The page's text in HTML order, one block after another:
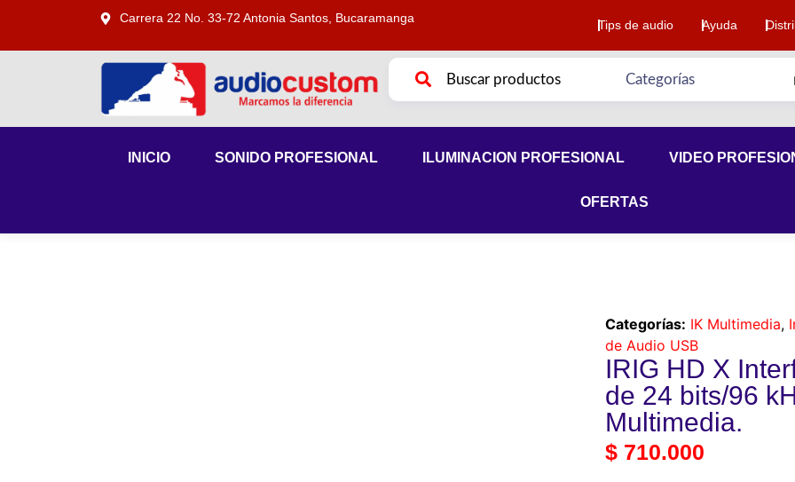
Carrera 22 No. 33-72 Antonia Santos, Bucaramanga Tips de audio Ayuda
INICIO SONIDO PROFESIONAL ILUMINACION PROFESIONAL VIDEO
OFERTAS
Categorías: IK Multimedia,
de Audio USB
IRIG HD X
de 24 bits/96
Multimedia.
$ 710.000